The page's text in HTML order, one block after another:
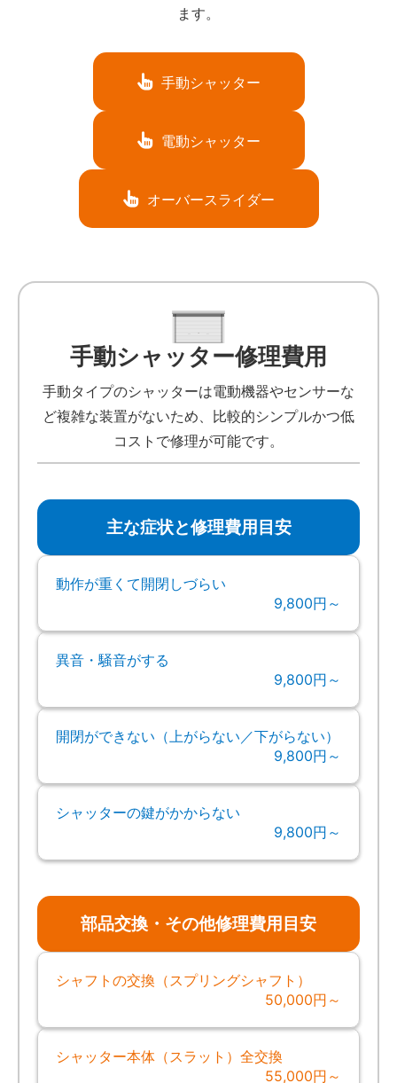
ます。
手動シャッター
電動シャッター
オーバースライダー
手動シャッター修理費用
手動タイプのシャッターは電動機器やセンサーな
ど複雑な装置がないため、比較的シンプルかつ低
コストで修理が可能です。
主な症状と修理費用目安
動作が重くて開閉しづらい
9,800円～
異音・騒音がする
9,800円～
開閉ができない（上がらない／下がらない）
9,800円～
シャッターの鍵がかからない
9,800円～
部品交換・その他修理費用目安
シャフトの交換（スプリングシャフト）
50,000円～
シャッター本体（スラット）全交換
55,000円～